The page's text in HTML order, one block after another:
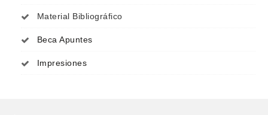
Material Bibliográfico
Beca Apuntes
Impresiones